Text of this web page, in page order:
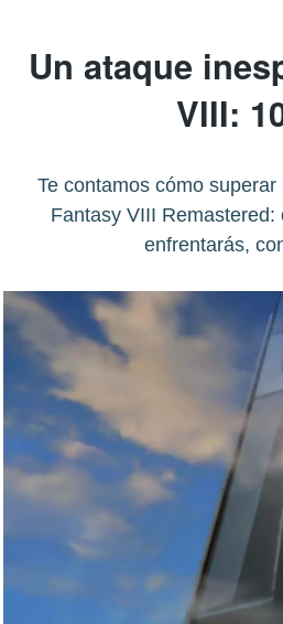
Un ataque
VIII:
Te contamos cómo
Fantasy VIII
enfrentarás,